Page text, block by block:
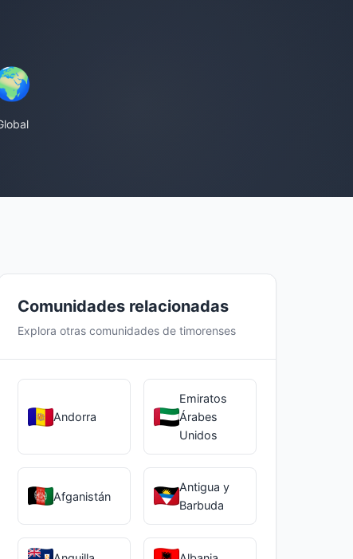
Comunidades relacionadas
Explora otras comunidades de timorenses
Andorra
Emiratos
Árabes
Unidos
Afganistán
Antigua y
Barbuda